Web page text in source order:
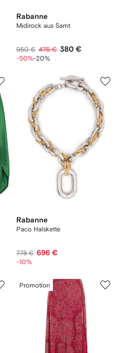
Rabanne
Midirock aus Samt
950 € 475 € 380 €
-50%-20%
Rabanne
Paco Halskette
778 € 696 €
-10%
Promotion